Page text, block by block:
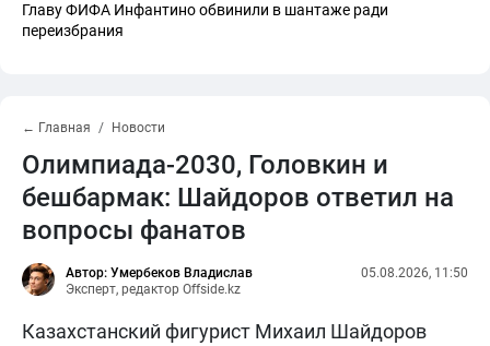
Главу ФИФА Инфантино обвинили в шантаже ради
переизбрания
← Главная Новости
Олимпиада-2030, Головкин и
бешбармак: Шайдоров ответил на
вопросы фанатов
Автор: Умербеков Владислав
Эксперт, редактор Offside.kz
05.08.2026, 11:50
Казахстанский фигурист Михаил Шайдоров